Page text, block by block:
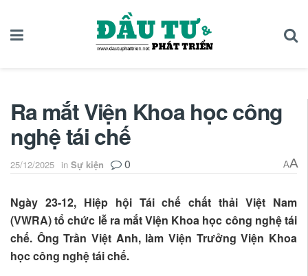
Ra mắt Viện Khoa học công
nghệ tái chế
25/12/2025 in Sự kiện 0 AA
Ngày 23-12, Hiệp hội Tái chế chất thải Việt Nam
(VWRA) tổ chức lễ ra mắt Viện Khoa học công nghệ tái
chế. Ông Trần Việt Anh, làm Viện Trưởng Viện Khoa
học công nghệ tái chế.